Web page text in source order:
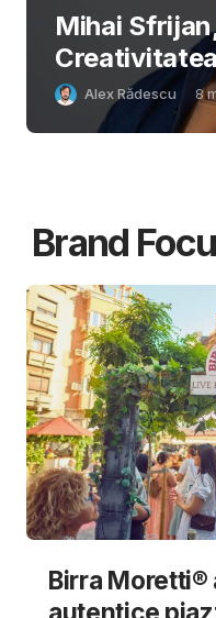
Mihai
Alex Rădescu 8
Brand
Birra Moretti®
autentice